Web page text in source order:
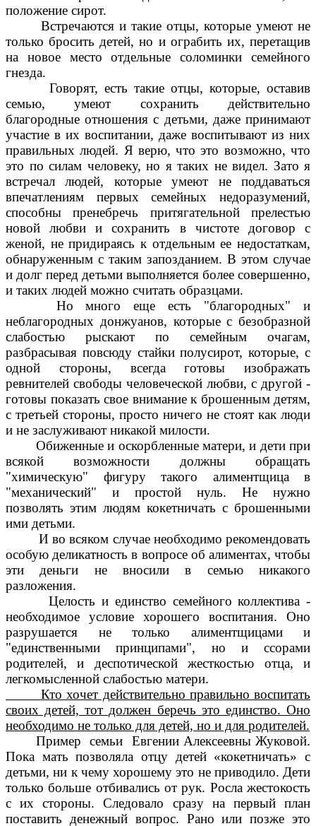
положение сирот.
Встречаются и такие отцы, которые умеют не
только бросить детей, но и ограбить их, перетащив
на новое место отдельные соломинки семейного
гнезда.
Говорят, есть такие отцы, которые, оставив
семью, умеют сохранить действительно
благородные отношения с детьми, даже принимают
участие в их воспитании, даже воспитывают из них
правильных людей. Я верю, что это возможно, что
это по силам человеку, но я таких не видел. Зато я
встречал людей, которые умеют не поддаваться
впечатлениям первых семейных недоразумений,
способны пренебречь притягательной прелестью
новой любви и сохранить в чистоте договор с
женой, не придираясь к отдельным ее недостаткам,
обнаруженным с таким запозданием. В этом случае
и долг перед детьми выполняется более совершенно,
и таких людей можно считать образцами.
Но много еще есть "благородных" и
неблагородных донжуанов, которые с безобразной
слабостью рыскают по семейным очагам,
разбрасывая повсюду стайки полусирот, которые, с
одной стороны, всегда готовы изображать
ревнителей свободы человеческой любви, с другой -
готовы показать свое внимание к брошенным детям,
с третьей стороны, просто ничего не стоят как люди
и не заслуживают никакой милости.
Обиженные и оскорбленные матери, и дети при
всякой возможности должны обращать
"химическую" фигуру такого алиментщица в
"механический" и простой нуль. Не нужно
позволять этим людям кокетничать с брошенными
ими детьми.
И во всяком случае необходимо рекомендовать
особую деликатность в вопросе об алиментах, чтобы
эти деньги не вносили в семью никакого
разложения.
Целость и единство семейного коллектива -
необходимое условие хорошего воспитания. Оно
разрушается не только алиментщицами и
"единственными принципами", но и ссорами
родителей, и деспотической жесткостью отца, и
легкомысленной слабостью матери.
Кто хочет действительно правильно воспитать
своих детей, тот должен беречь это единство. Оно
необходимо не только для детей, но и для родителей.
Пример семьи Евгении Алексеевны Жуковой.
Пока мать позволяла отцу детей «кокетничать» с
детьми, ни к чему хорошему это не приводило. Дети
только больше отбивались от рук. Росла жестокость
с их стороны. Следовало сразу на первый план
поставить денежный вопрос. Рано или позже это